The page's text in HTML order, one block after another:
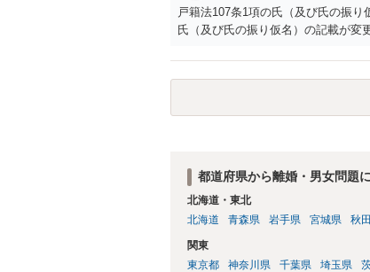
戸籍法107条1項の氏（及び氏の振
氏（及び氏の振り仮名）の記載が変
都道府県から離婚・男女問題
北海道・東北
北海道
青森県 岩手県 宮城県 秋
関東
東京都
神奈川県 千葉県 埼玉県